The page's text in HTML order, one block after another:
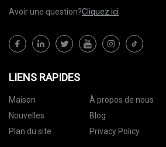
Avoir une question?Cliquez ici
LIENS RAPIDES
Maison À propos de nous
Nouvelles
Blog
Plan du site
Privacy Policy